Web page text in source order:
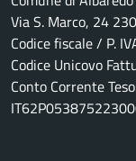
Via S. Marco, 24
Codice fiscale / P.
Codice Unicovo
Conto Corrente